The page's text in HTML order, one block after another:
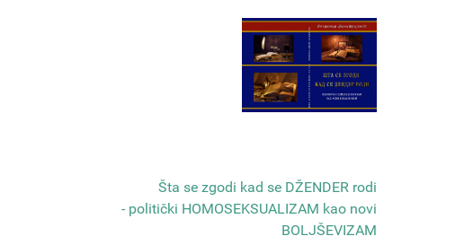
Šta se zgodi kad se DŽENDER rodi
- politički HOMOSEKSUALIZAM kao novi
BOLJŠEVIZAM